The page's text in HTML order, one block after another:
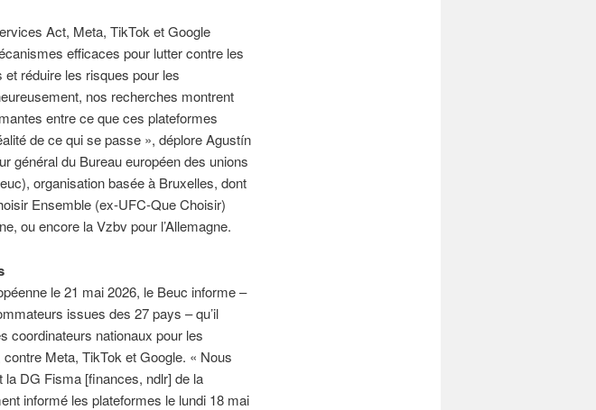
Act, Meta, TikTok et Google
efficaces pour lutter contre les
réduire les risques pour les
nos recherches montrent
entre ce que ces plateformes
de ce qui se passe », déplore Agustín
général du Bureau européen des unions
organisation basée à Bruxelles, dont
Ensemble (ex-UFC-Que Choisir)
ou encore la Vzbv pour l’Allemagne.
le 21 mai 2026, le Beuc informe –
issues des 27 pays – qu’il
coordinateurs nationaux pour les
Meta, TikTok et Google. « Nous
DG Fisma [finances, ndlr] de la
informé les plateformes le lundi 18 mai